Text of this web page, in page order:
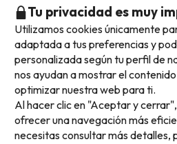
Es uno de los momentos más
parque.Desde finales de
parque se llena de
terror.Es la época más
sacamos chollos increíbles
antelación.
Tu privacidad es muy
Utilizamos cookies únicamente
adaptada a tus preferencias y
personalizada según tu perfil de
nos ayudan a mostrar el
optimizar nuestra web para ti.
Al hacer clic en "Aceptar y
ofrecer una navegación más
necesitas consultar más detalles,